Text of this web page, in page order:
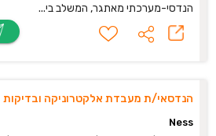
הנדסי-מערכתי מאתגר, המשלב בי...
הנדסאי/ת מעבדת אלקטרוניקה ובדיקות
Ness